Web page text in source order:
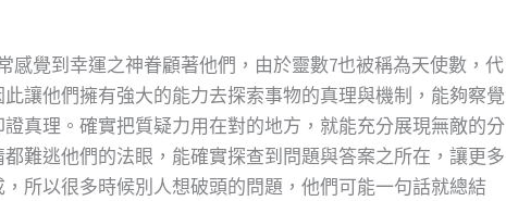
感覺到幸運之神眷顧著他們，由於靈數7也被稱為天使數，代
讓他們擁有強大的能力去探索事物的真理與機制，能夠察覺
真理。確實把質疑力用在對的地方，就能充分展現無敵的分
難逃他們的法眼，能確實探查到問題與答案之所在，讓更多
所以很多時候別人想破頭的問題，他們可能一句話就總結